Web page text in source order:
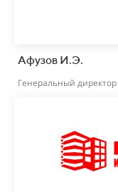
Афузов И.Э.
Генеральный директор